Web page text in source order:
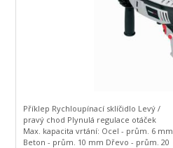
Příklep Rychloupínací sklíčidlo Levý /
pravý chod Plynulá regulace otáček
Max. kapacita vrtání: Ocel - prům. 6 mm
Beton - prům. 10 mm Dřevo - prům. 20